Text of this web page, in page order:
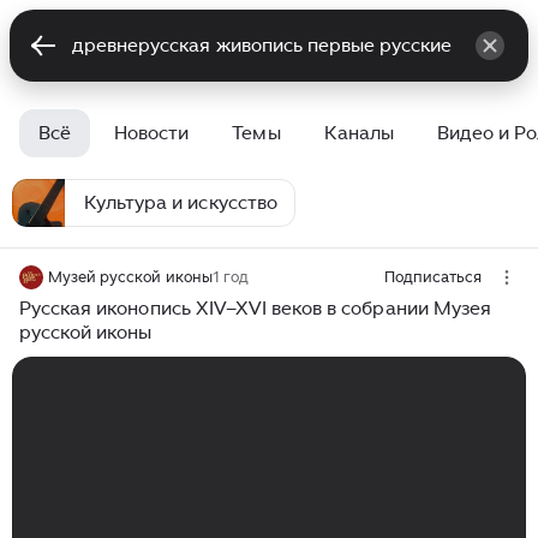
Всё Новости Темы Каналы Видео и
Культура и искусство
Музей русской иконы1 год Подписаться
Русская иконопись XIV–XVI веков в собрании Музея
русской иконы